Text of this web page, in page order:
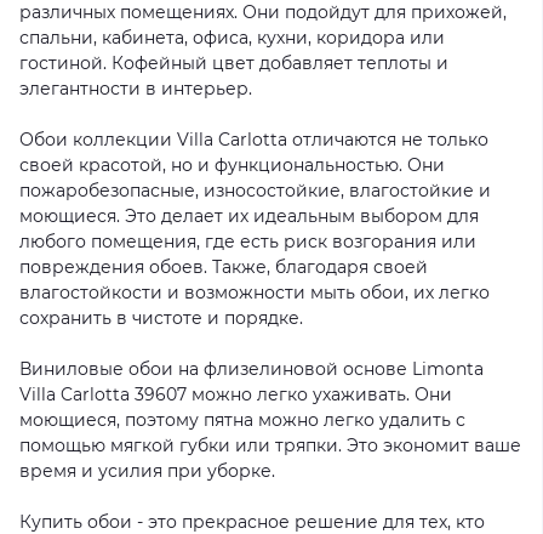
различных помещениях. Они подойдут для прихожей,
спальни, кабинета, офиса, кухни, коридора или
гостиной. Кофейный цвет добавляет теплоты и
элегантности в интерьер.
Обои коллекции Villa Carlotta отличаются не только
своей красотой, но и функциональностью. Они
пожаробезопасные, износостойкие, влагостойкие и
моющиеся. Это делает их идеальным выбором для
любого помещения, где есть риск возгорания или
повреждения обоев. Также, благодаря своей
влагостойкости и возможности мыть обои, их легко
сохранить в чистоте и порядке.
Виниловые обои на флизелиновой основе Limonta
Villa Carlotta 39607 можно легко ухаживать. Они
моющиеся, поэтому пятна можно легко удалить с
помощью мягкой губки или тряпки. Это экономит ваше
время и усилия при уборке.
Купить обои - это прекрасное решение для тех, кто